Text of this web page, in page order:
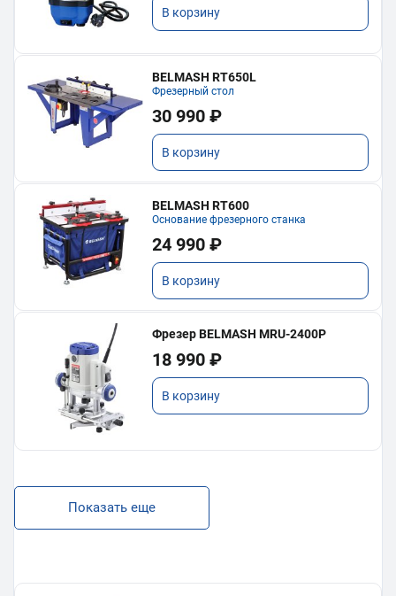
В корзину
BELMASH RT650L
Фрезерный стол
30 990 ₽
В корзину
BELMASH RT600
Основание фрезерного станка
24 990 ₽
В корзину
Фрезер BELMASH MRU-2400P
18 990 ₽
В корзину
Показать еще